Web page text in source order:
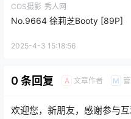
COS摄影 秀人网
No.9664 徐莉芝Booty [89P]
2025-4-3 15:18:56
0 条回复 A 文章作者 M
欢迎您，新朋友，感谢参与互